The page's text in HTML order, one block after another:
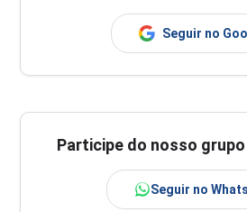
Seguir no
Participe do nosso
Seguir no